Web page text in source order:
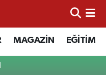
MAGAZİN EĞİTİM